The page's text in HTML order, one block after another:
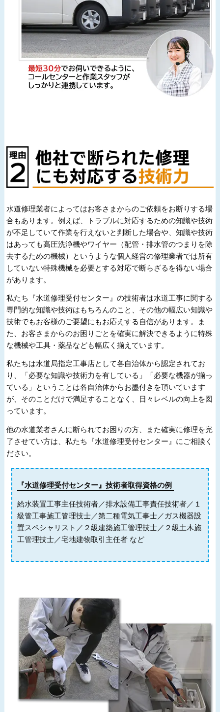
水道修理業者によってはお客さまからのご依頼をお断りする場
合もあります。例えば、トラブルに対応するための知識や技術
が不足していて作業を行えないと判断した場合や、知識や技術
はあっても高圧洗浄機やワイヤー（配管・排水管のつまりを除
去するための機械）というような個人経営の修理業者では所有
していない特殊機械を必要とする対応で断らざるを得ない場合
があります。
私たち『水道修理受付センター』の技術者は水道工事に関する
専門的な知識や技術はもちろんのこと、その他の幅広い知識や
技術でもお客様のご要望にもお応えする自信があります。ま
た、お客さまからのお困りごとを確実に解決できるように特殊
な機械や工具・薬品なども幅広く揃えています。
私たちは水道局指定工事店として各自治体から認定されてお
り、「必要な知識や技術力を有している」「必要な機器が揃っ
ている」ということは各自治体からお墨付きを頂いています
が、そのことだけで満足することなく、日々レベルの向上を図
っています。
他の水道業者さんに断られてお困りの方、また確実に修理を完
了させてい方は、私たち『水道修理受付センター』にご相談く
ださい。
『水道修理受付センター』技術者取得資格の例
給水装置工事主任技術者／排水設備工事責任技術者／１
級管工事施工管理技士／第二種電気工事士／ガス機器設
置スペシャリスト／２級建築施工管理技士／２級土木施
工管理技士／宅地建物取引主任者 など